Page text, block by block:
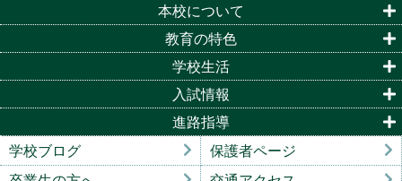
本校について
教育の特色
学校生活
入試情報
進路指導
学校ブログ
保護者ページ